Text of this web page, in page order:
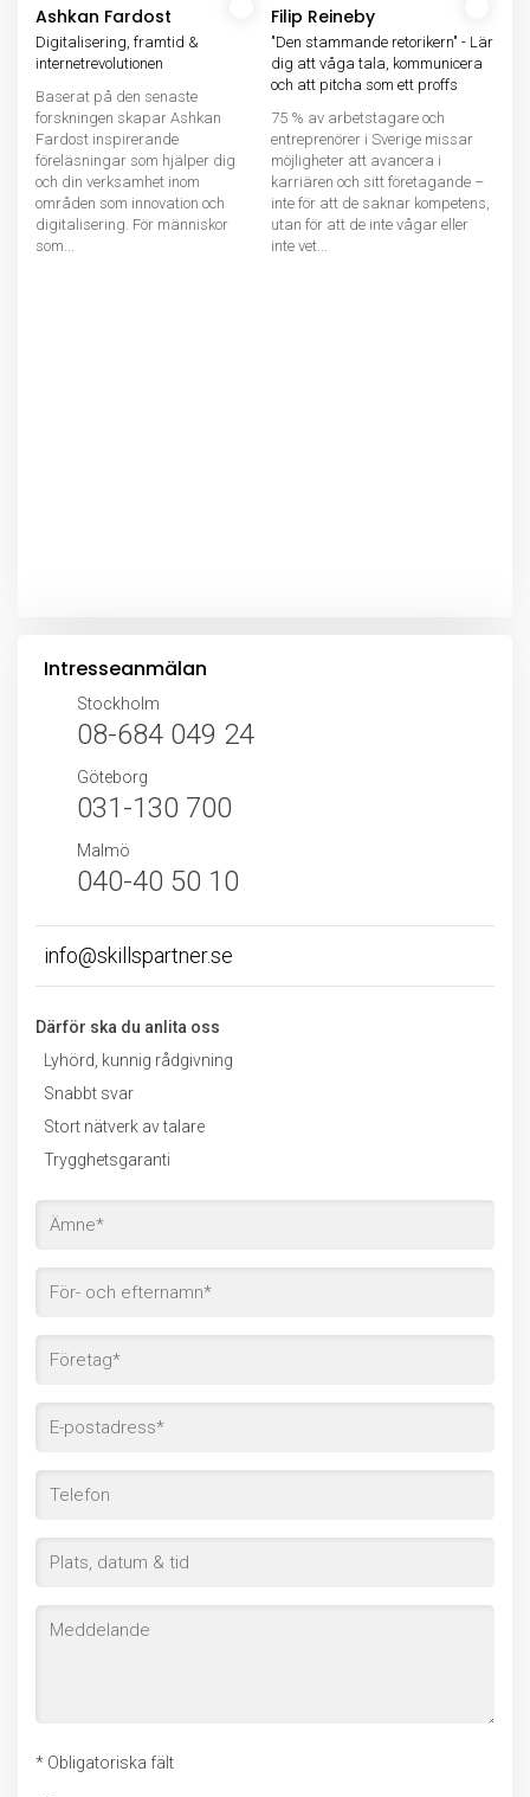
Ashkan Fardost
Digitalisering, framtid &
internetrevolutionen
Baserat på den senaste
forskningen skapar Ashkan
Fardost inspirerande
föreläsningar som hjälper dig
och din verksamhet inom
områden som innovation och
digitalisering. För människor
som...
Filip Reineby
"Den stammande retorikern" - Lär
dig att våga tala, kommunicera
och att pitcha som ett proffs
75 % av arbetstagare och
entreprenörer i Sverige missar
möjligheter att avancera i
karriären och sitt företagande –
inte för att de saknar kompetens,
utan för att de inte vågar eller
inte vet...
Intresseanmälan
Stockholm
08-684 049 24
Göteborg
031-130 700
Malmö
040-40 50 10
info@skillspartner.se
Därför ska du anlita oss
Lyhörd, kunnig rådgivning
Snabbt svar
Stort nätverk av talare
Trygghetsgaranti
* Obligatoriska fält